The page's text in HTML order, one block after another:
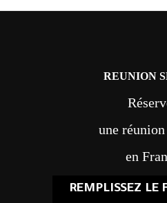
REUNION
une
en
REMPLISSEZ LE